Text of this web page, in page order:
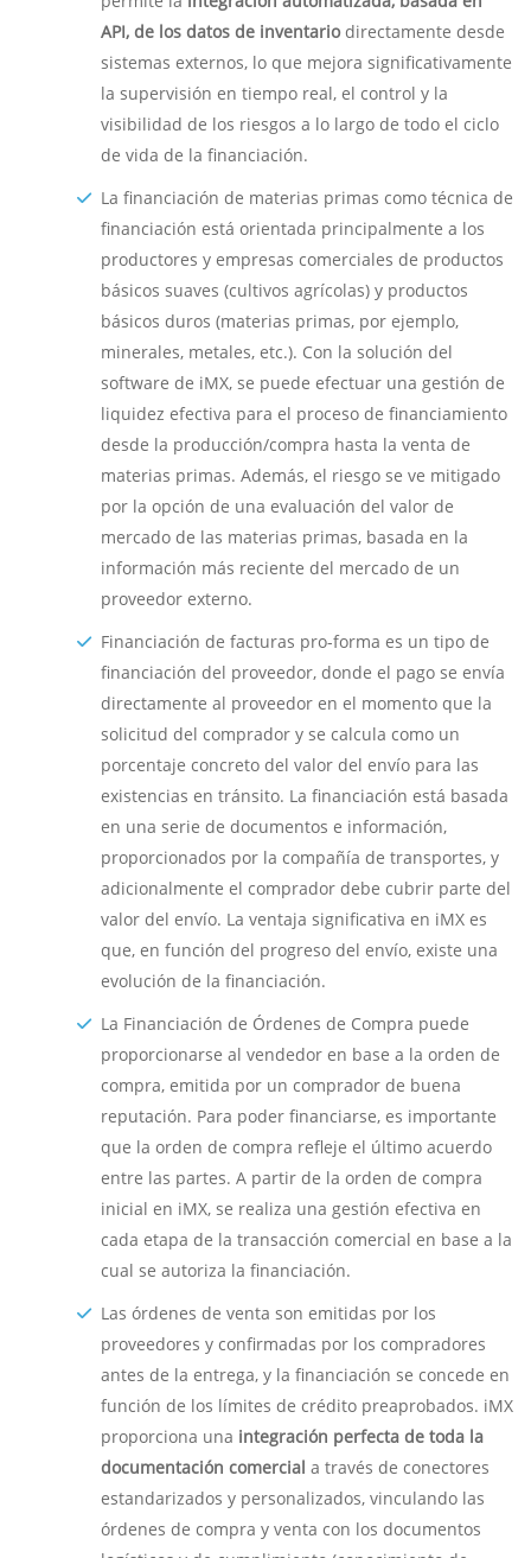
API, de los datos de inventariodirectamente desde
sistemas externos, lo que mejora significativamente
la supervisión en tiempo real, el control y la
visibilidad de los riesgos a lo largo de todo el ciclo
de vida de la financiación.
La financiación de materias primas como técnica de
financiación está orientada principalmente a los
productores y empresas comerciales de productos
básicos suaves (cultivos agrícolas) y productos
básicos duros (materias primas, por ejemplo,
minerales, metales, etc.). Con la solución del
software de iMX, se puede efectuar una gestión de
liquidez efectiva para el proceso de financiamiento
desde la producción/compra hasta la venta de
materias primas. Además, el riesgo se ve mitigado
por la opción de una evaluación del valor de
mercado de las materias primas, basada en la
información más reciente del mercado de un
proveedor externo.
Financiación de facturas pro-forma es un tipo de
financiación del proveedor, donde el pago se envía
directamente al proveedor en el momento que la
solicitud del comprador y se calcula como un
porcentaje concreto del valor del envío para las
existencias en tránsito. La financiación está basada
en una serie de documentos e información,
proporcionados por la compañía de transportes, y
adicionalmente el comprador debe cubrir parte del
valor del envío. La ventaja significativa en iMX es
que, en función del progreso del envío, existe una
evolución de la financiación.
La Financiación de Órdenes de Compra puede
proporcionarse al vendedor en base a la orden de
compra, emitida por un comprador de buena
reputación. Para poder financiarse, es importante
que la orden de compra refleje el último acuerdo
entre las partes. A partir de la orden de compra
inicial en iMX, se realiza una gestión efectiva en
cada etapa de la transacción comercial en base a la
cual se autoriza la financiación.
Las órdenes de venta son emitidas por los
proveedores y confirmadas por los compradores
antes de la entrega, y la financiación se concede en
función de los límites de crédito preaprobados. iMX
proporciona una integración perfecta de toda la
documentación comercial a través de conectores
estandarizados y personalizados, vinculando las
órdenes de compra y venta con los documentos